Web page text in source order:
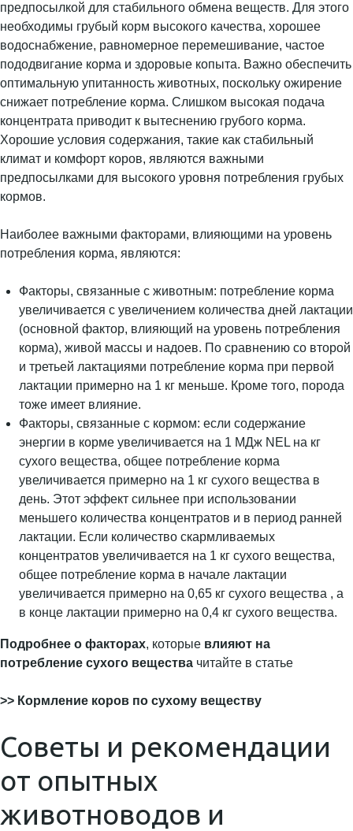
предпосылкой для стабильного обмена веществ. Для этого
необходимы грубый корм высокого качества, хорошее
водоснабжение, равномерное перемешивание, частое
пододвигание корма и здоровые копыта. Важно обеспечить
оптимальную упитанность животных, поскольку ожирение
снижает потребление корма. Слишком высокая подача
концентрата приводит к вытеснению грубого корма.
Хорошие условия содержания, такие как стабильный
климат и комфорт коров, являются важными
предпосылками для высокого уровня потребления грубых
кормов.
Наиболее важными факторами, влияющими на уровень
потребления корма, являются:
Факторы, связанные с животным: потребление корма
увеличивается с увеличением количества дней лактации
(основной фактор, влияющий на уровень потребления
корма), живой массы и надоев. По сравнению со второй
и третьей лактациями потребление корма при первой
лактации примерно на 1 кг меньше. Кроме того, порода
тоже имеет влияние.
Факторы, связанные с кормом: если содержание
энергии в корме увеличивается на 1 МДж NEL на кг
сухого вещества, общее потребление корма
увеличивается примерно на 1 кг сухого вещества в
день. Этот эффект сильнее при использовании
меньшего количества концентратов и в период ранней
лактации. Если количество скармливаемых
концентратов увеличивается на 1 кг сухого вещества,
общее потребление корма в начале лактации
увеличивается примерно на 0,65 кг сухого вещества , а
в конце лактации примерно на 0,4 кг сухого вещества.
Подробнее о факторах, которые влияют на
потребление сухого вещества читайте в статье
>> Кормление коров по сухому веществу
Советы и рекомендации
от опытных
животноводов и